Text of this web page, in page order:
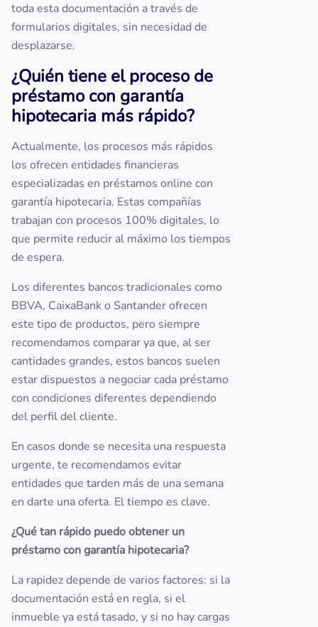
toda esta documentación a través de
formularios digitales, sin necesidad de
desplazarse.
¿Quién tiene el proceso de
préstamo con garantía
hipotecaria más rápido?
Actualmente, los procesos más rápidos
los ofrecen entidades financieras
especializadas en préstamos online con
garantía hipotecaria. Estas compañías
trabajan con procesos 100% digitales, lo
que permite reducir al máximo los tiempos
de espera.
Los diferentes bancos tradicionales como
BBVA, CaixaBank o Santander ofrecen
este tipo de productos, pero siempre
recomendamos comparar ya que, al ser
cantidades grandes, estos bancos suelen
estar dispuestos a negociar cada préstamo
con condiciones diferentes dependiendo
del perfil del cliente.
En casos donde se necesita una respuesta
urgente, te recomendamos evitar
entidades que tarden más de una semana
en darte una oferta. El tiempo es clave.
¿Qué tan rápido puedo obtener un
préstamo con garantía hipotecaria?
La rapidez depende de varios factores: si la
documentación está en regla, si el
inmueble ya está tasado, y si no hay cargas